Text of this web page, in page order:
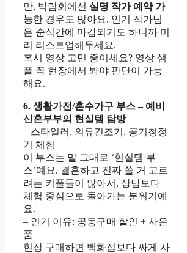
만, 박람회에선 실명 작가 예약 가
능한 경우도 많아요. 인기 작가님
은 순식간에 마감되기도 하니까 미
리 리스트업해두세요.
혹시 영상 고민 중이세요? 영상 샘
플 꼭 현장에서 봐야 판단이 가능
해요.
6. 생활가전/혼수가구 부스 – 예비
신혼부부의 현실템 탐방
– 스타일러, 의류건조기, 공기청정
기 체험
이 부스는 말 그대로 ‘현실템 부
스’예요. 결혼하고 진짜 쓸 거 고르
려는 커플들이 많아서, 상담보다
체험 중심으로 돌아가는 분위기예
요.
– 인기 이유: 공동구매 할인 + 사은
품
현장 구매하면 백화점보다 싸게 사